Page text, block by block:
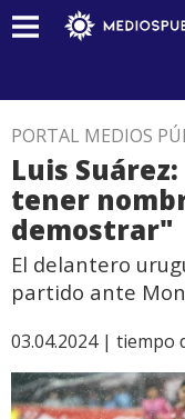
PORTAL MEDIOS
Luis
tener
demostrar"
El delantero
partido ante
03.04.2024 | tiempo